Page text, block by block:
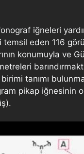
iğneleri
eden 116
konumuyla ve
tanımı
pikap iğnesinin